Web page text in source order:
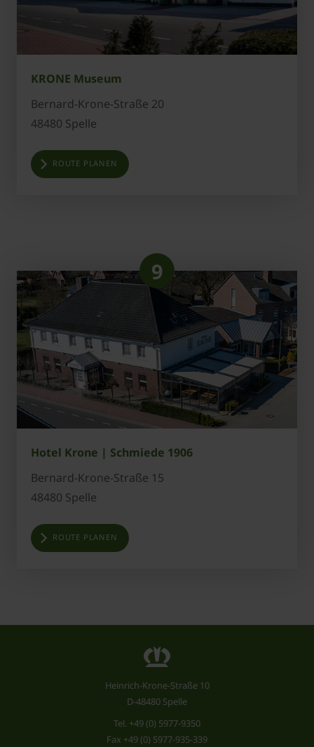
KRONE Museum
Bernard-Krone-Straße 20
48480 Spelle
ROUTE PLANEN
9
Hotel Krone | Schmiede 1906
Bernard-Krone-Straße 15
48480 Spelle
ROUTE PLANEN
Heinrich-Krone-Straße 10
D-48480 Spelle
Tel. +49 (0) 5977-9350
Fax +49 (0) 5977-935-339